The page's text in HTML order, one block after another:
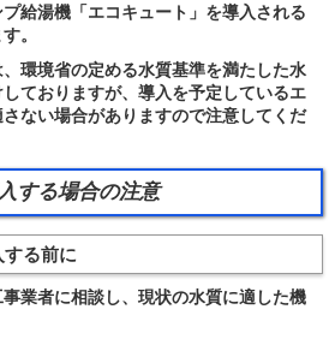
給湯機「エコキュート」を導入される
。
環境省の定める水質基準を満たした水
ておりますが、導入を予定しているエ
ない場合がありますので注意してくだ
する場合の注意
する前に
業者に相談し、現状の水質に適した機